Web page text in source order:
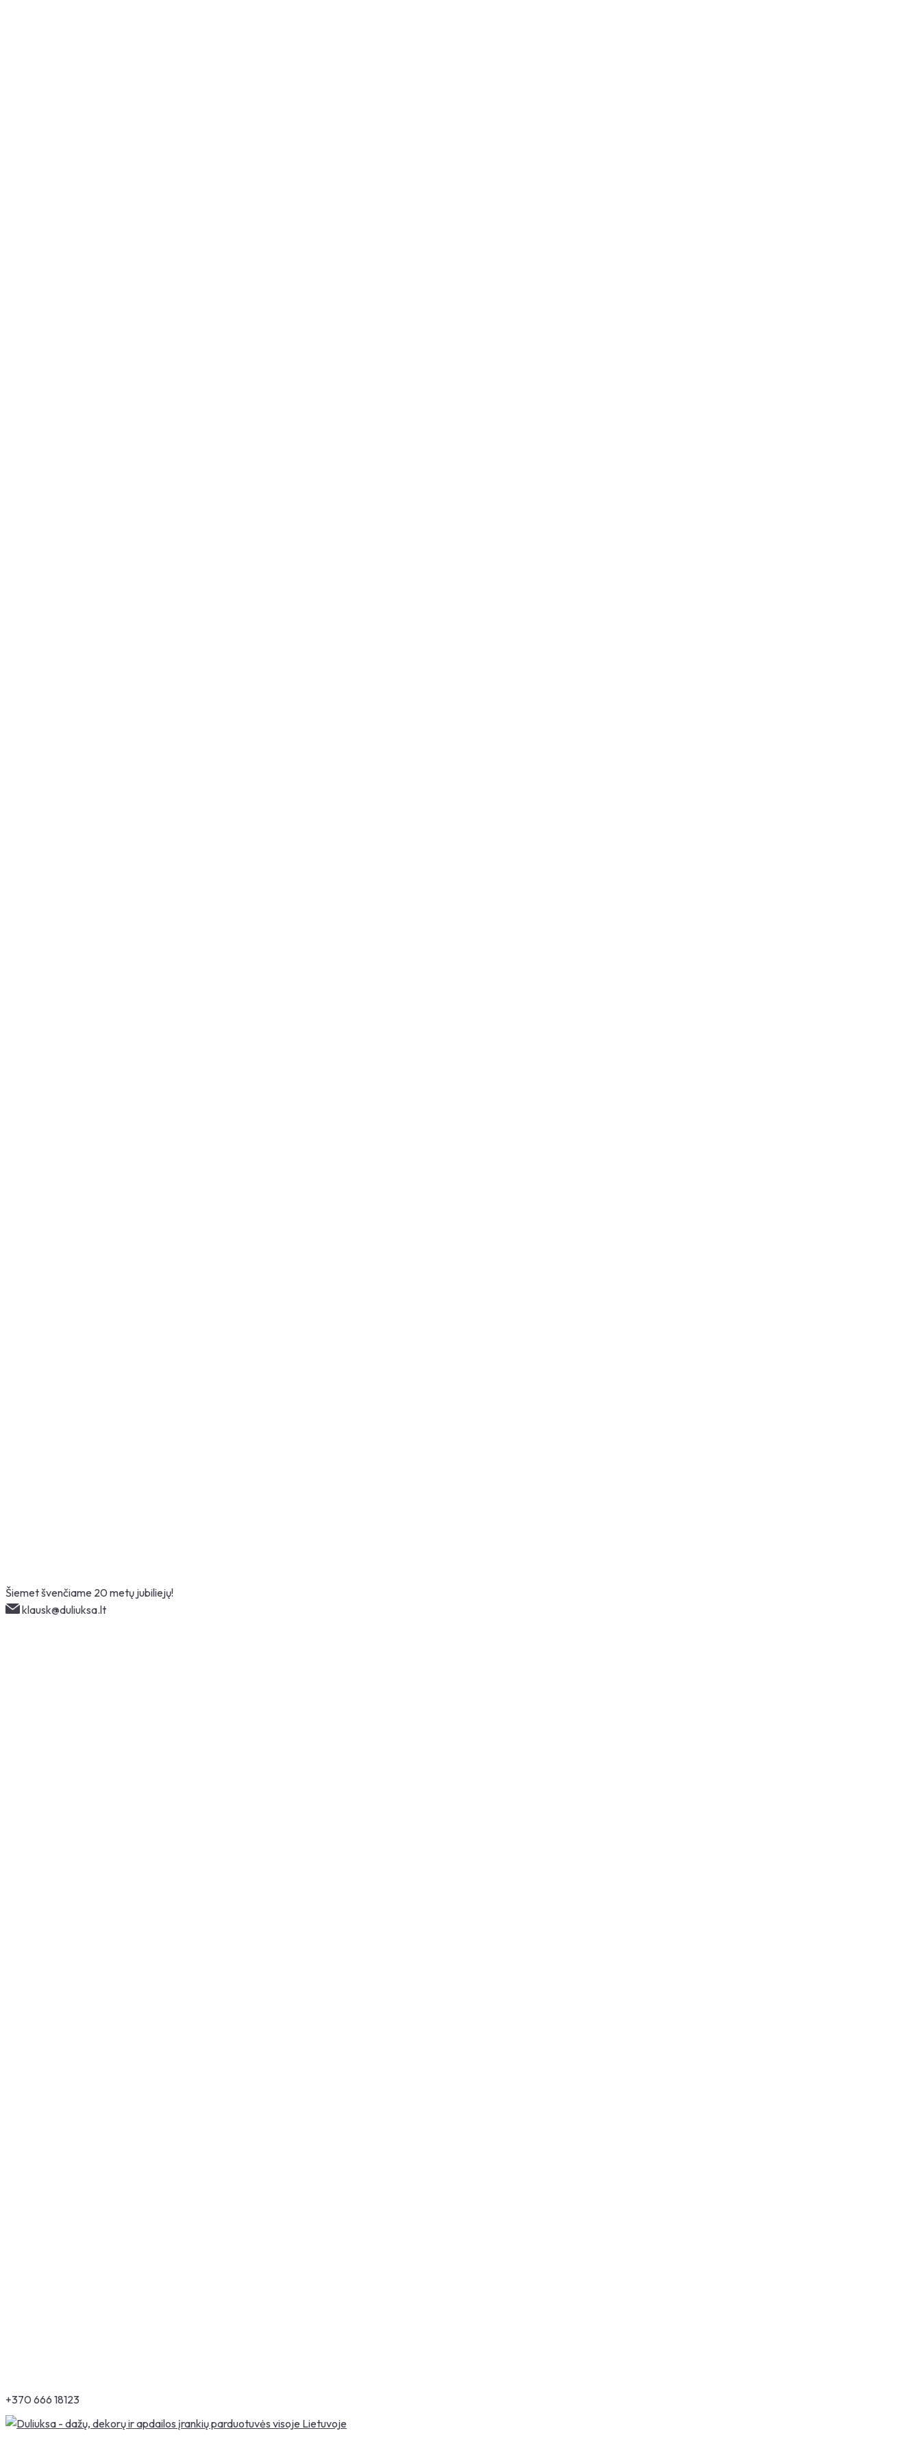
to
content
Šiemet švenčiame 20 metų jubiliejų!
klausk@duliuksa.lt
+370 666 18123